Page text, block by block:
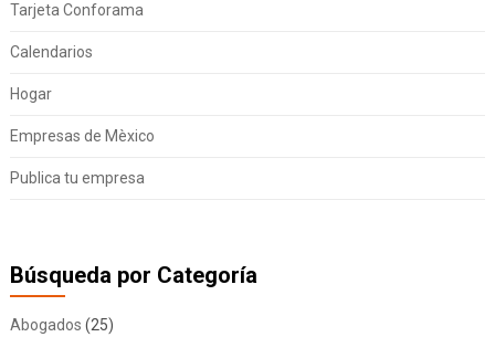
Tarjeta Conforama
Calendarios
Hogar
Empresas de Mèxico
Publica tu empresa
Búsqueda por Categoría
Abogados (25)